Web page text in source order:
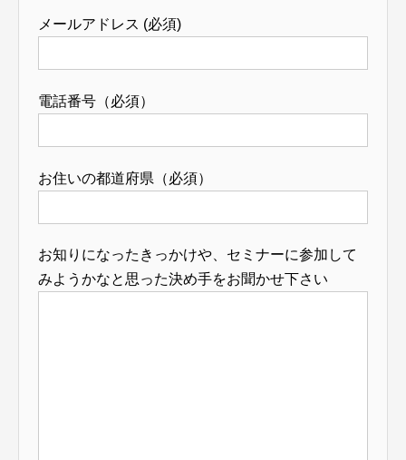
メールアドレス (必須)
電話番号（必須）
お住いの都道府県（必須）
お知りになったきっかけや、セミナーに参加して
みようかなと思った決め手をお聞かせ下さい